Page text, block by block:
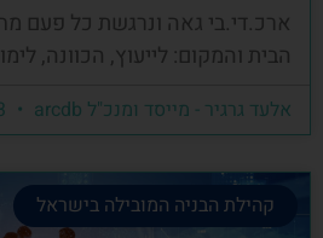
ארכ.די.בי גאה ונרגשת כל פעם
הבית והמקום: לייעוץ, הכוונה,
אלעד גרגיר - מייסד ומנכ"ל arcdb
קהילת הבניה המובילה בישראל